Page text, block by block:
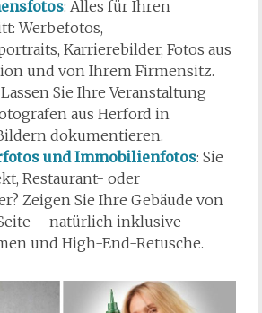
: Alles für Ihren
Werbefotos,
Karrierebilder, Fotos aus
und von Ihrem Firmensitz.
Lassen Sie Ihre Veranstaltung
aus Herford in
dokumentieren.
und Immobilienfotos: Sie
Restaurant- oder
Zeigen Sie Ihre Gebäude von
– natürlich inklusive
und High-End-Retusche.